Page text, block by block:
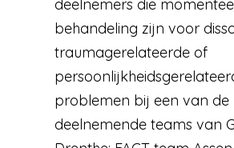
deelnemers die
behandeling zijn voor
traumagerelateerde of
problemen bij een van de
deelnemende teams van